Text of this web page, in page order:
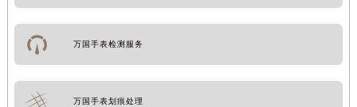
万国手表检测服务
万国手表划痕处理